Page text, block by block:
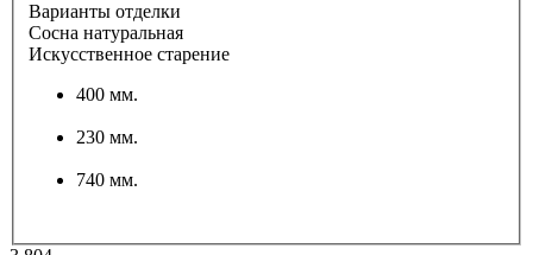
Варианты отделки
Сосна натуральная
Искусственное старение
400 мм.
230 мм.
740 мм.